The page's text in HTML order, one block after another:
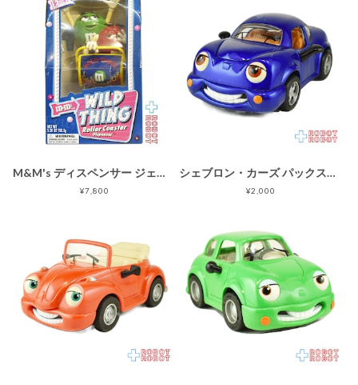
M&M's ディスペンサー ジェットコースター 箱入開封 企業物
¥7,800
シェブロン・カーズ パックス・パワー No.30 企業物 2001
¥2,000